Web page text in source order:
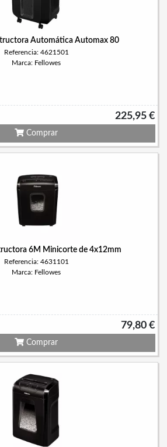
Automática Automax 80
Referencia: 4621501
Marca: Fellowes
225,95 €
Comprar
6M Minicorte de 4x12mm
Referencia: 4631101
Marca: Fellowes
79,80 €
Comprar